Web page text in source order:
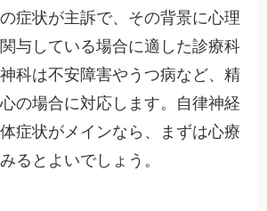
症状が主訴で、その背景に心理
与している場合に適した診療科
科は不安障害やうつ病など、精
の場合に対応します。自律神経
症状がメインなら、まずは心療
るとよいでしょう。